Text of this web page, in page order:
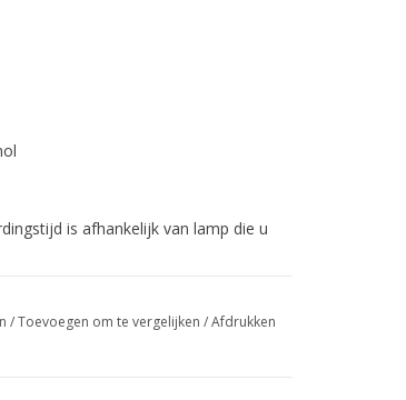
is afhankelijk van lamp die u
/Toevoegen om te vergelijken /Afdrukken